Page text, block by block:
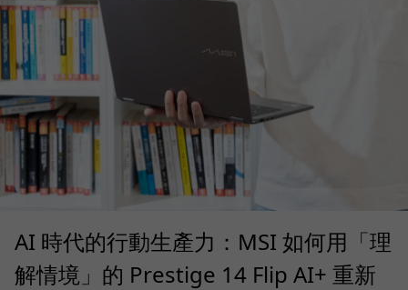
AI 時代的行動生產力：MSI 如何用「理
解情境」的 Prestige 14 Flip AI+ 重新